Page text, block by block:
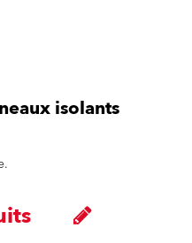
isolants